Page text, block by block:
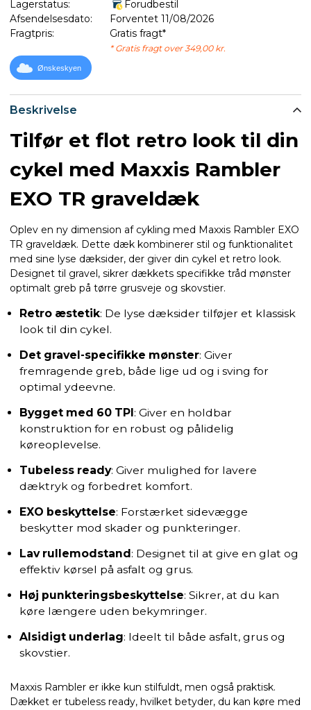
Beskrivelse
Tilfør et flot retro look til din
cykel med Maxxis Rambler
EXO TR graveldæk
Oplev en ny dimension af cykling med Maxxis Rambler EXO
TR graveldæk. Dette dæk kombinerer stil og funktionalitet
med sine lyse dæksider, der giver din cykel et retro look.
Designet til gravel, sikrer dækkets specifikke tråd mønster
optimalt greb på tørre grusveje og skovstier.
Retro æstetik: De lyse dæksider tilføjer et klassisk
look til din cykel.
Det gravel-specifikke mønster: Giver
fremragende greb, både lige ud og i sving for
optimal ydeevne.
Bygget med 60 TPI: Giver en holdbar
konstruktion for en robust og pålidelig
køreoplevelse.
Tubeless ready: Giver mulighed for lavere
dæktryk og forbedret komfort.
EXO beskyttelse: Forstærket sidevægge
beskytter mod skader og punkteringer.
Lav rullemodstand: Designet til at give en glat og
effektiv kørsel på asfalt og grus.
Høj punkteringsbeskyttelse: Sikrer, at du kan
køre længere uden bekymringer.
Alsidigt underlag: Ideelt til både asfalt, grus og
skovstier.
Maxxis Rambler er ikke kun stilfuldt, men også praktisk.
Dækket er tubeless ready, hvilket betyder, du kan køre med
Lagerstatus:
Forudbestil
Afsendelsesdato:
Forventet 11/08/2026
Fragtpris:
Gratis fragt*
* Gratis fragt over 349,00 kr.
Ønskeskyen